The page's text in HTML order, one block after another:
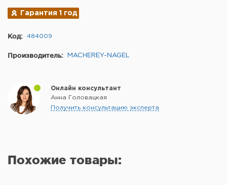
Гарантия 1 год
Код: 484009
Производитель: MACHEREY-NAGEL
Онлайн консультант
Анна Головацкая
Получить консультацию эксперта
Похожие товары: